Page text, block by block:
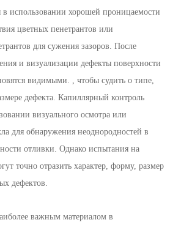
в использовании хорошей проницаемости
цветных пенетрантов или
для сужения зазоров. После
и визуализации дефекты поверхности
видимыми. , чтобы судить о типе,
дефекта. Капиллярный контроль
визуального осмотра или
для обнаружения неоднородностей в
отливки. Однако испытания на
точно отразить характер, форму, размер
дефектов.
важным материалом в